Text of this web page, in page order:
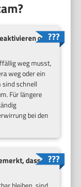
oder
weg musst,
weg oder ein
sind schnell
Für längere
bei den
dass die